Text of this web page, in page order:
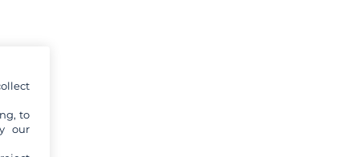
to
our